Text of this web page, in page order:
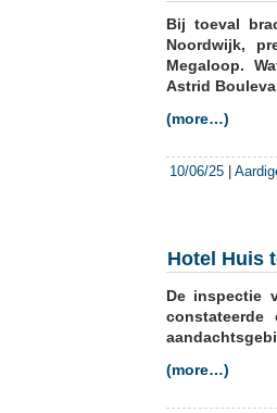
Bij toeval
Noordwijk,
Megaloop.
Astrid
(more…)
10/06/25
Hotel Huis
De inspectie
(more…)